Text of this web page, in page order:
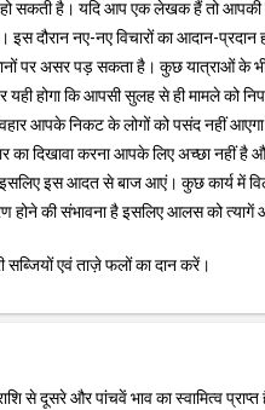
हो सकती है। यदि आप एक लेखक हैं तो
दौरान नए-नए विचारों का आदान-प्रदान
पर असर पड़ सकता है। कुछ यात्राओं के भी
यही होगा कि आपसी सुलह से ही मामले को
आपके निकट के लोगों को पसंद नहीं
का दिखावा करना आपके लिए अच्छा नहीं है
इस आदत से बाज आएं। कुछ कार्य में
होने की संभावना है इसलिए आलस को
सब्जियों एवं ताज़े फलों का दान करें।
से दूसरे और पांचवें भाव का स्वामित्व